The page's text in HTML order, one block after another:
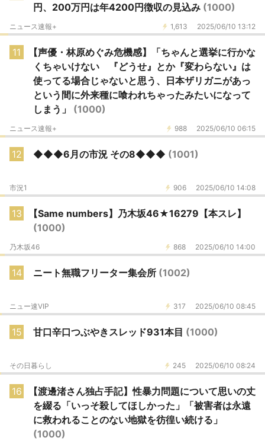
円、200万円は年4200円徴収の見込み (1000)
1,613 2025/06/10 13:12
ニュース速報+
11
【声優・林原めぐみ危機感】「ちゃんと選挙に行かな
くちゃいけない 『どうせ』とか『変わらない』は
使ってる場合じゃないと思う、日本ザリガニがあっ
という間に外来種に喰われちゃったみたいになって
しまう」 (1000)
988 2025/06/10 06:15
ニュース速報+
12 ◆◆◆6月の市況 その8◆◆◆ (1001)
906 2025/06/10 14:08
市況1
13
【Same numbers】乃木坂46★16279【本スレ】
(1000)
868 2025/06/10 14:00
乃木坂46
14 ニート無職フリーター集会所 (1002)
317 2025/06/10 08:45
ニュー速VIP
15 甘口辛口つぶやきスレッド931本目 (1000)
245 2025/06/10 08:24
その日暮らし
16
【渡邊渚さん独占手記】性暴力問題について思いの丈
を綴る「いっそ殺してほしかった」「被害者は永遠
に救われることのない地獄を彷徨い続ける」
(1000)